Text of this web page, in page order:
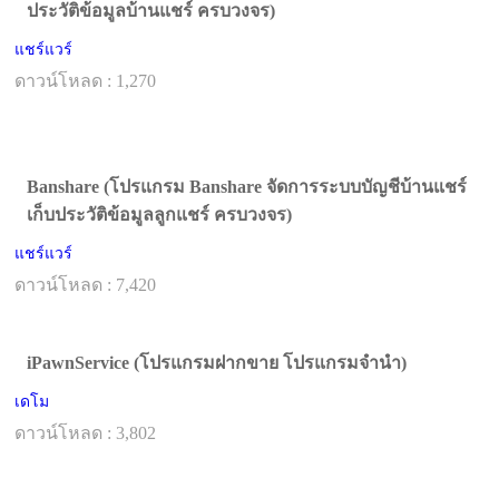
ประวัติข้อมูลบ้านแชร์ ครบวงจร)
แชร์แวร์
ดาวน์โหลด : 1,270
Banshare (โปรแกรม Banshare จัดการระบบบัญชีบ้านแชร์
เก็บประวัติข้อมูลลูกแชร์ ครบวงจร)
แชร์แวร์
ดาวน์โหลด : 7,420
iPawnService (โปรแกรมฝากขาย โปรแกรมจำนำ)
เดโม
ดาวน์โหลด : 3,802